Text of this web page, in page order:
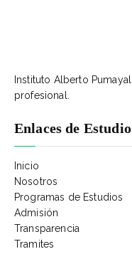
Instituto Alberto
profesional.
Enlaces de Estudio
Inicio
Nosotros
Programas de Estudios
Admisión
Transparencia
Tramites